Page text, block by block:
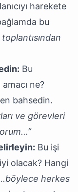
harekete
bu
Bu
ne?
bahsedin.
ve görevleri
Bu işi
olacak? Hangi
herkes